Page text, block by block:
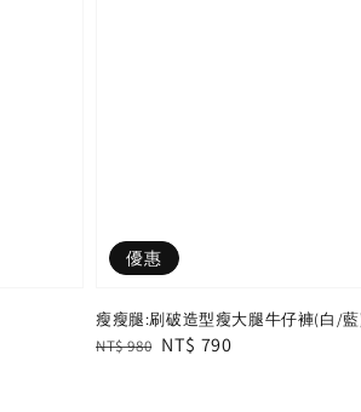
優惠
瘦瘦腿:刷破造型瘦大腿牛仔褲(白/藍
Regular
NT$ 980 Sale
NT$ 790